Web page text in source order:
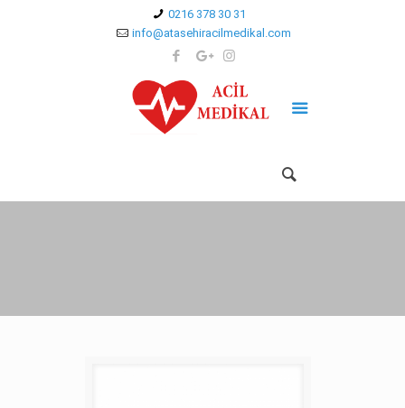
0216 378 30 31
info@atasehiracilmedikal.com